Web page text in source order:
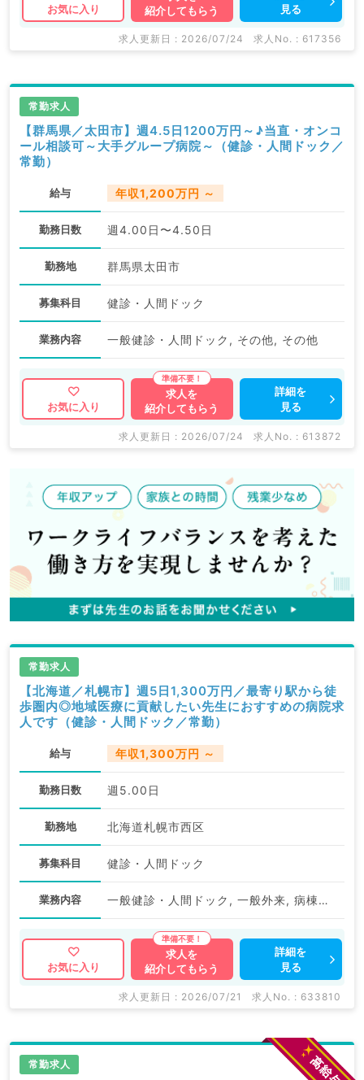
お気に入り
紹介してもらう
見る
求人更新日 : 2026/07/24 求人No. : 617356
常勤求人
【群馬県／太田市】週4.5日1200万円～♪当直・オンコ
ール相談可～大手グループ病院～（健診・人間ドック／
常勤）
給与 年収1,200万円 ～
勤務日数 週4.00日〜4.50日
勤務地 群馬県太田市
募集科目 健診・人間ドック
業務内容 一般健診・人間ドック, その他, その他
お気に入り
求人を
紹介してもらう
詳細を
見る
求人更新日 : 2026/07/24 求人No. : 613872
常勤求人
【北海道／札幌市】週5日1,300万円／最寄り駅から徒
歩圏内◎地域医療に貢献したい先生におすすめの病院求
人です（健診・人間ドック／常勤）
給与 年収1,300万円 ～
勤務日数 週5.00日
勤務地 北海道札幌市西区
募集科目 健診・人間ドック
業務内容 一般健診・人間ドック, 一般外来, 病棟管理
お気に入り
求人を
紹介してもらう
詳細を
見る
求人更新日 : 2026/07/21 求人No. : 633810
常勤求人